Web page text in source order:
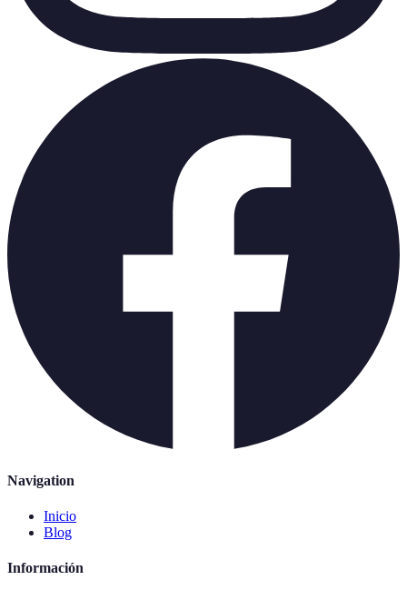
Navigation
Inicio
Blog
Información